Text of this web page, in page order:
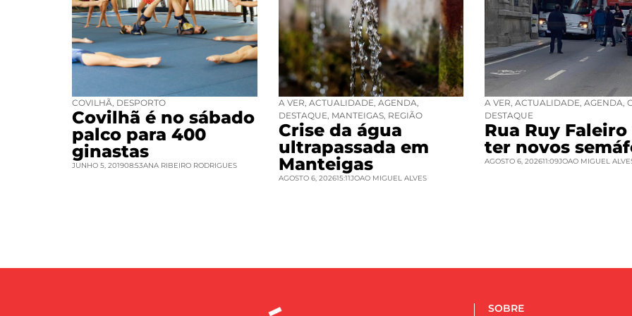
COVILHÃ DESPORTO
Covilhã é no sábado
palco para 400
ginastas
JUNHO 5, 201908:53ANA RIBEIRO RODRIGUES
A VER ACTUALIDADE AGENDA
DESTAQUE MANTEIGAS, REGIÃO
Crise da água
ultrapassada em
Manteigas
AGOSTO 6, 202615:11JOAO MIGUEL ALVES
A VER ACTUALIDADE AGENDA
DESTAQUE
Rua Ruy Faleiro
ter novos
AGOSTO 6, 202611:09JOAO MIGUEL
SOBRE